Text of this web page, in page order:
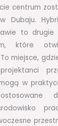
centrum
Dubaju.
to
które
miejsce,
w